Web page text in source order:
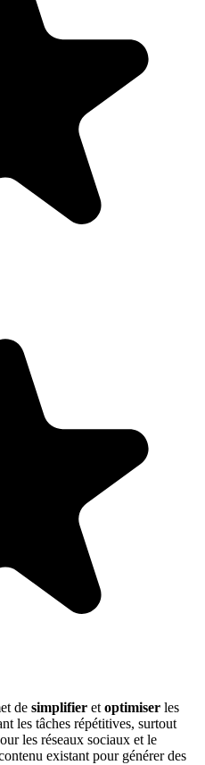
de simplifier et optimiser les
les tâches répétitives, surtout
les réseaux sociaux et le
existant pour générer des